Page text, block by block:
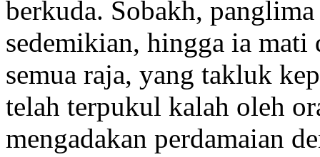
berkuda. Sobakh,
sedemikian, hingga ia mati
semua raja, yang takluk
telah terpukul kalah oleh
mengadakan perdamaian